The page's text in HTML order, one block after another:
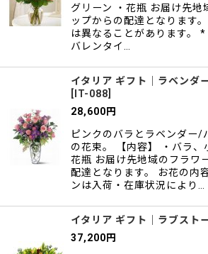
グリーン ・花瓶 お届け先地
ップからの配達となります
は異なることがあります。
バレンタイ…
イタリア ギフト｜ラベンダ
IT-088
28,600円
ピンクのバラとラベンダー/
の花束。 【内容】 ・バラ、
花瓶 お届け先地域のフラワ
配達となります。 お花の内
ンは入荷・在庫状況により…
イタリア ギフト｜ラブスト
37,200円